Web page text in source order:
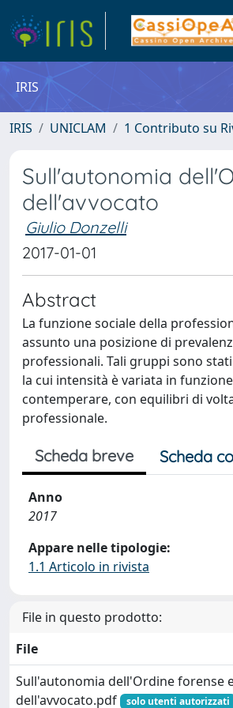
IRIS
IRIS UNICLAM 1 Contributo su
Sull'autonomia
dell'avvocato
Giulio Donzelli
2017-01-01
Abstract
La funzione sociale della
assunto una posizione di
professionali. Tali gruppi sono
la cui intensità è variata in
contemperare, con equilibri di
professionale.
Scheda breve Scheda
Anno
2017
Appare nelle tipologie:
1.1 Articolo in rivista
File in questo prodotto:
File
Sull'autonomia dell'Ordine forense
dell'avvocato.pdf
solo utenti autorizzati